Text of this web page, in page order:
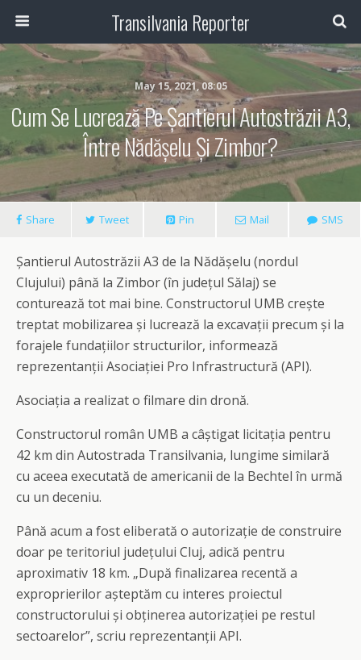
Transilvania Reporter
May 15, 2021, 08:05
Cum Se Lucrează Pe Șantierul Autostrăzii A3,
Între Nădășelu Și Zimbor?
Share Tweet Pin Mail SMS
Șantierul Autostrăzii A3 de la Nădășelu (nordul
Clujului) până la Zimbor (în județul Sălaj) se
conturează tot mai bine. Constructorul UMB crește
treptat mobilizarea și lucrează la excavații precum și la
forajele fundațiilor structurilor, informează
reprezentanții Asociației Pro Infrastructură (API).
Asociația a realizat o filmare din dronă.
Constructorul român UMB a câștigat licitația pentru
42 km din Autostrada Transilvania, lungime similară
cu aceea executată de americanii de la Bechtel în urmă
cu un deceniu.
Până acum a fost eliberată o autorizație de construire
doar pe teritoriul județului Cluj, adică pentru
aproximativ 18 km. „După finalizarea recentă a
exproprierilor așteptăm cu interes proiectul
constructorului și obținerea autorizației pe restul
sectoarelor”, scriu reprezentanții API.